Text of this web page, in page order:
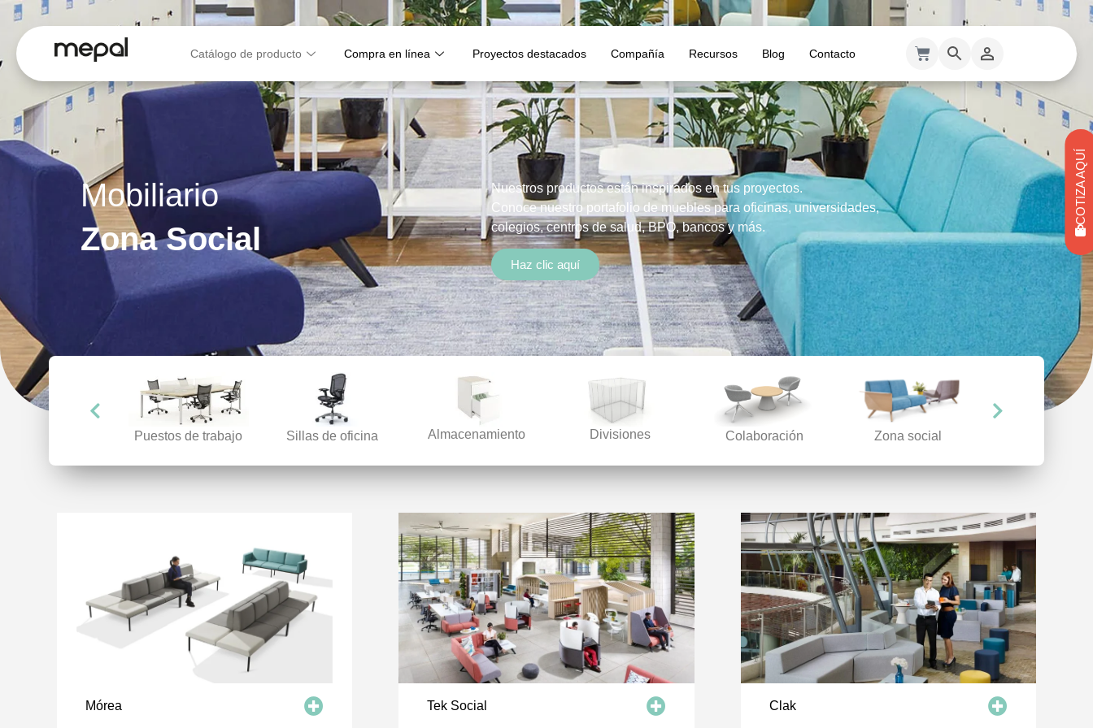
Catálogo de producto Compra en línea Proyectos destacados Compañía Recursos Blog Contacto
COTIZA AQUÍ
Mobiliario
Zona Social
Nuestros productos están inspirados en tus proyectos.
Conoce nuestro portafolio de muebles para oficinas, universidades,
colegios, centros de salud, BPO, bancos y más.
Haz clic aquí
Puestos de trabajo Sillas de oficina Almacenamiento Divisiones Colaboración Zona social
Mórea Tek Social
posibilidad de elegir.
Clak
promueve
la integración en medio de la informalidad.